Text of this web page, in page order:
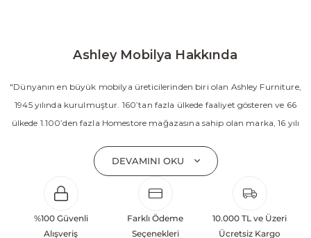
Ashley Mobilya Hakkında
"Dünyanın en büyük mobilya üreticilerinden biri olan Ashley Furniture,
1945 yılında kurulmuştur. 160’tan fazla ülkede faaliyet gösteren ve 66
ülkede 1.100’den fazla Homestore mağazasına sahip olan marka, 16 yılı
yatak odası, oturma odası, yemek odası, home ofis ve ev dekorasyon
aksesuarları dahil olmak üzere 20’den fazla ürün kategorisinde geniş bir
koleksiyon sunmaktadır. Sabit ve hareketli koltuklar, yataklar, bahçe
mobilyaları ve demonte ürün grupları ile ürün yelpazesini sürekli
geliştiren Ashley, güçlü ve verimli global altyapısı sayesinde dünya
DEVAMINI OKU
%100 Güvenli
Alışveriş
Farklı Ödeme
Seçenekleri
10.000 TL ve Üzeri
Ücretsiz Kargo